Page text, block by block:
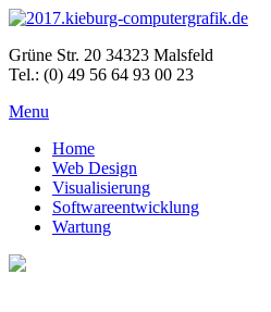
Grüne Str. 20 34323 Malsfeld
Tel.: (0) 49 56 64 93 00 23
Menu
Home
Web Design
Visualisierung
Softwareentwicklung
Wartung